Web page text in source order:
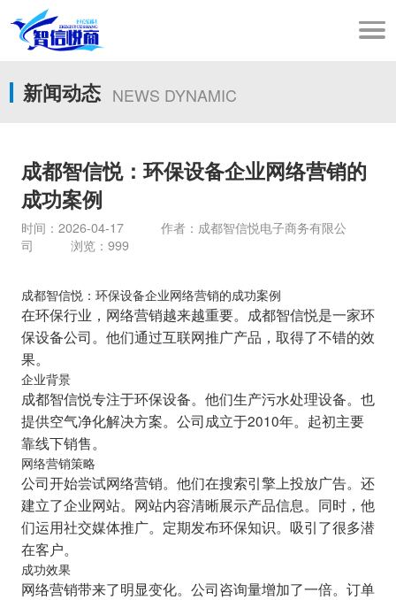
新闻动态 NEWS DYNAMIC
成都智信悦：环保设备企业网络营销的
成功案例
时间：2026-04-17 作者：成都智信悦电子商务有限公
司 浏览：999
成都智信悦：环保设备企业网络营销的成功案例
在环保行业，网络营销越来越重要。成都智信悦是一家环
保设备公司。他们通过互联网推广产品，取得了不错的效
果。
企业背景
成都智信悦专注于环保设备。他们生产污水处理设备。也
提供空气净化解决方案。公司成立于2010年。起初主要
靠线下销售。
网络营销策略
公司开始尝试网络营销。他们在搜索引擎上投放广告。还
建立了企业网站。网站内容清晰展示产品信息。同时，他
们运用社交媒体推广。定期发布环保知识。吸引了很多潜
在客户。
成功效果
网络营销带来了明显变化。公司咨询量增加了一倍。订单